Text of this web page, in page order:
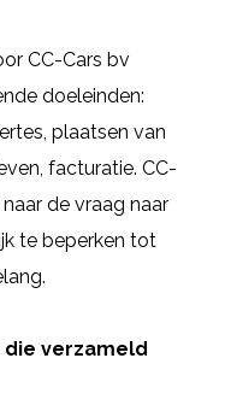
CC-Cars bv
doeleinden:
plaatsen van
facturatie. CC-
de vraag naar
te beperken tot
verzameld